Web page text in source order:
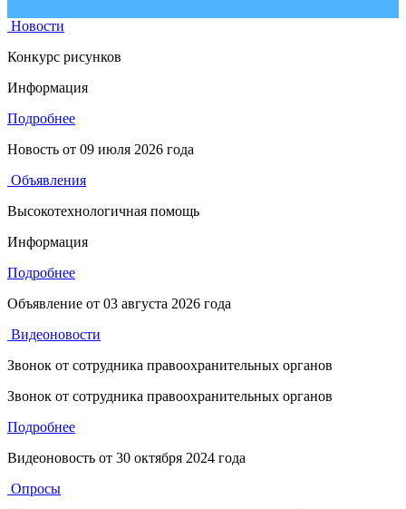
Новости
Конкурс рисунков
Информация
Подробнее
Новость от 09 июля 2026 года
Объявления
Высокотехнологичная помощь
Информация
Подробнее
Объявление от 03 августа 2026 года
Видеоновости
Звонок от сотрудника правоохранительных органов
Звонок от сотрудника правоохранительных органов
Подробнее
Видеоновость от 30 октября 2024 года
Опросы